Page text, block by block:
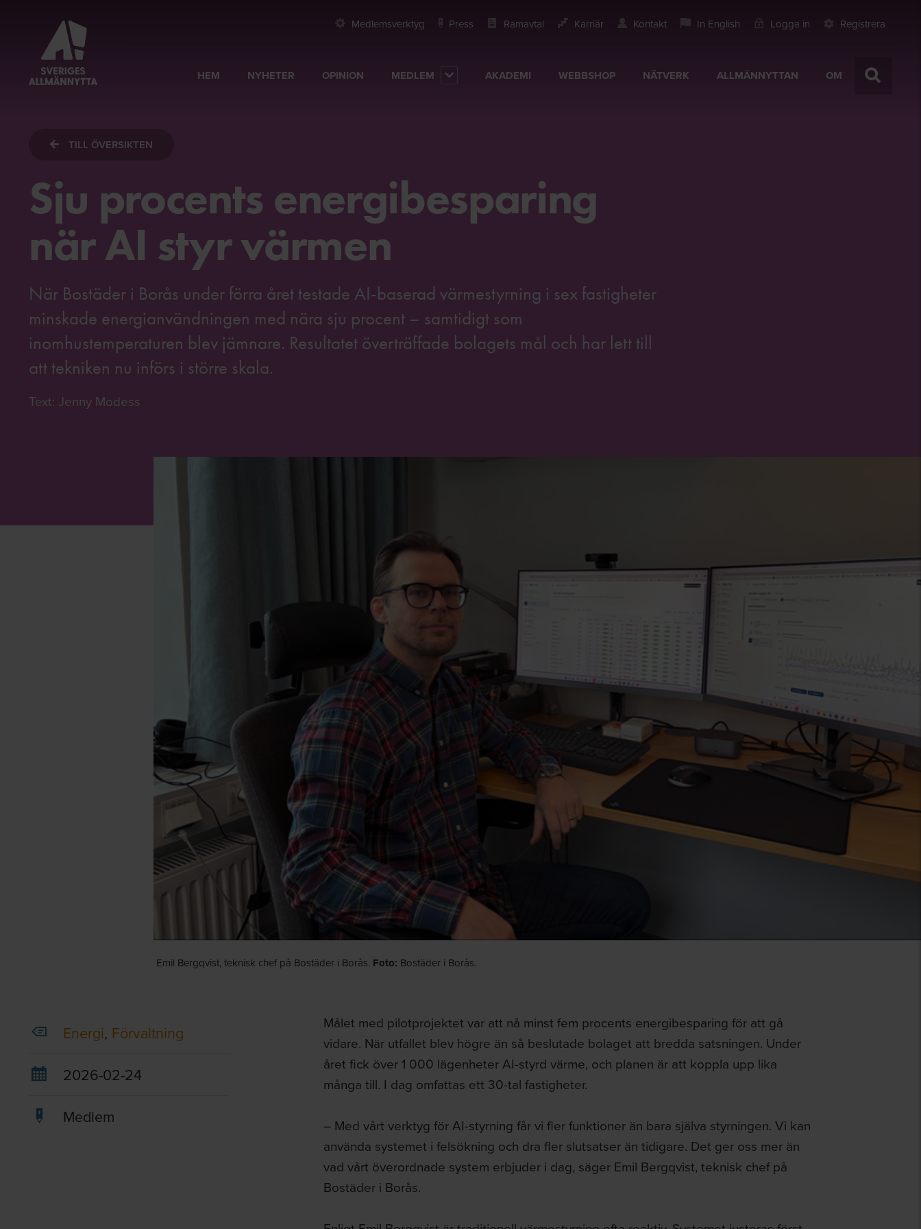
Medlemsverktyg Press Ramavtal Karriär Kontakt In English Logga in Registrera
HEM NYHETER OPINION MEDLEM AKADEMI WEBBSHOP NÄTVERK ALLMÄNNYTTAN OM
TILL ÖVERSIKTEN
Sju procents energibesparing
när AI styr värmen
När Bostäder i Borås under förra året testade AI-baserad värmestyrning i sex fastigheter
minskade energianvändningen med nära sju procent – samtidigt som
inomhustemperaturen blev jämnare. Resultatet överträffade bolagets mål och har lett till
att tekniken nu införs i större skala.
Text: Jenny Modess
Emil Bergqvist, teknisk chef på Bostäder i Borås. Foto: Bostäder i Borås.
Energi, Förvaltning
2026-02-24
Medlem
Målet med pilotprojektet var att nå minst fem procents energibesparing för att gå
vidare. När utfallet blev högre än så beslutade bolaget att bredda satsningen. Under
året fick över 1 000 lägenheter AI-styrd värme, och planen är att koppla upp lika
många till. I dag omfattas ett 30-tal fastigheter.
– Med vårt verktyg för AI-styrning får vi fler funktioner än bara själva styrningen. Vi kan
använda systemet i felsökning och dra fler slutsatser än tidigare. Det ger oss mer än
vad vårt överordnade system erbjuder i dag, säger Emil Bergqvist, teknisk chef på
Bostäder i Borås.